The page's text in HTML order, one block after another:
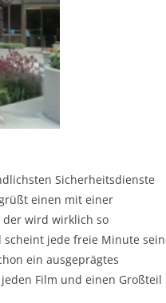
Sicherheitsdienste
einen mit einer
der wird wirklich so
jede freie Minute
ein ausgeprägtes
Film und einen Großteil